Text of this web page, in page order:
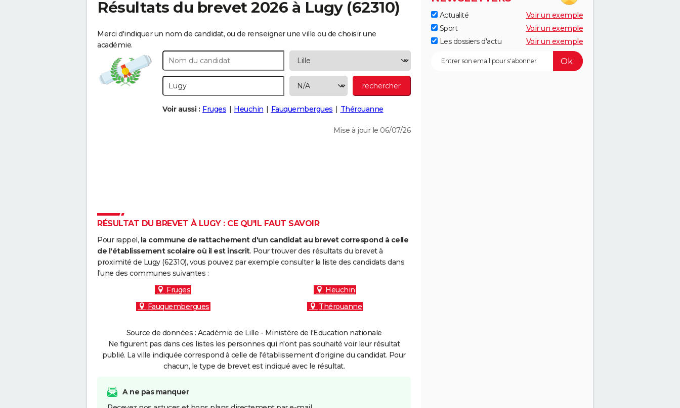
Résultats du brevet 2026 à Lugy(62310)
Merci d'indiquer un nom de candidat, ou de renseigner une ville ou de choisir une
académie.
Voir aussi : Fruges Heuchin Fauquembergues Thérouanne
Mise à jour le 06/07/26
RÉSULTAT DU BREVET À LUGY : CE QU'IL FAUT SAVOIR
Pour rappel, la commune de rattachement d'un candidat au brevet correspond à celle
de l'établissement scolaire où il est inscrit. Pour trouver des résultats du brevet à
proximité de Lugy (62310), vous pouvez par exemple consulter la liste des candidats dans
l'une des communes suivantes :
Fruges
Heuchin
Fauquembergues
Thérouanne
Source de données : Académie de Lille - Ministère de l'Education nationale
Ne figurent pas dans ces listes les personnes qui n'ont pas souhaité voir leur résultat
publié. La ville indiquée correspond à celle de l'établissement d'origine du candidat. Pour
chacun, le type de brevet est indiqué avec le résultat.
A ne pas manquer
Actualité
Voir un exemple
Sport
Voir un exemple
Les dossiers d'actu
Voir un exemple